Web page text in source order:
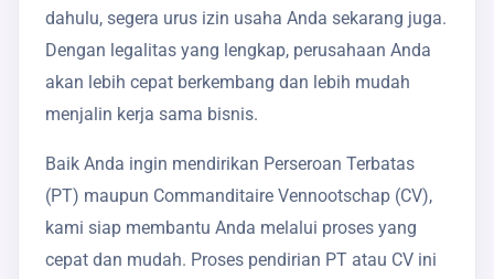
dahulu, segera urus izin usaha Anda sekarang juga.
Dengan legalitas yang lengkap, perusahaan Anda
akan lebih cepat berkembang dan lebih mudah
menjalin kerja sama bisnis.
Baik Anda ingin mendirikan Perseroan Terbatas
(PT) maupun Commanditaire Vennootschap (CV),
kami siap membantu Anda melalui proses yang
cepat dan mudah. Proses pendirian PT atau CV ini